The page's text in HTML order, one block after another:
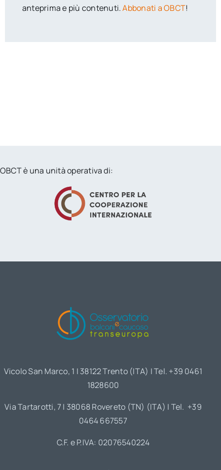
anteprima e più contenuti.Abbonati a OBCT!
OBCT è una unità operativa di:
Vicolo San Marco, 1 | 38122 Trento (ITA) | Tel. +39 0461
1828600
Via Tartarotti, 7 | 38068 Rovereto (TN) (ITA) | Tel. +39
0464 667557
C.F. e P.IVA: 02076540224